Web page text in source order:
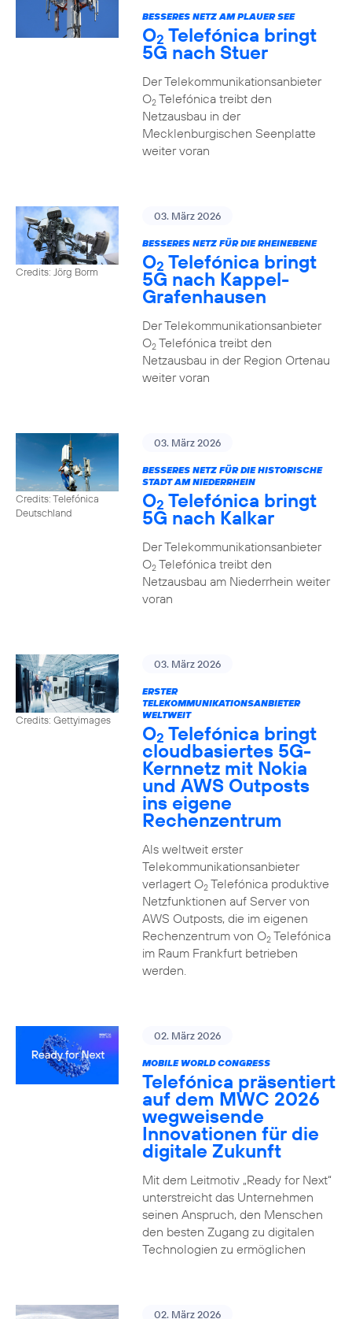
BESSERES NETZ AM PLAUER SEE
O2 Telefónica bringt
5G nach Stuer
Der Telekommunikationsanbieter
O2Telefónica treibt den
Netzausbau in der
Mecklenburgischen Seenplatte
weiter voran
Credits: Jörg Borm
03. März 2026
BESSERES NETZ FÜR DIE RHEINEBENE
O2 Telefónica bringt
5G nach Kappel-
Grafenhausen
Der Telekommunikationsanbieter
O2Telefónica treibt den
Netzausbau in der Region Ortenau
weiter voran
Credits: Telefónica
Deutschland
03. März 2026
BESSERES NETZ FÜR DIE HISTORISCHE
STADT AM NIEDERRHEIN
O2 Telefónica bringt
5G nach Kalkar
Der Telekommunikationsanbieter
O2Telefónica treibt den
Netzausbau am Niederrhein weiter
voran
Credits: Gettyimages
03. März 2026
ERSTER
TELEKOMMUNIKATIONSANBIETER
WELTWEIT
O2 Telefónica bringt
cloudbasiertes 5G-
Kernnetz mit Nokia
und AWS Outposts
ins eigene
Rechenzentrum
Als weltweit erster
Telekommunikationsanbieter
verlagert O2Telefónica produktive
Netzfunktionen auf Server von
AWS Outposts, die im eigenen
Rechenzentrum von O2Telefónica
im Raum Frankfurt betrieben
werden.
02. März 2026
MOBILE WORLD CONGRESS
Telefónica präsentiert
auf dem MWC 2026
wegweisende
Innovationen für die
digitale Zukunft
Mit dem Leitmotiv „Ready for Next“
unterstreicht das Unternehmen
seinen Anspruch, den Menschen
den besten Zugang zu digitalen
Technologien zu ermöglichen
02. März 2026